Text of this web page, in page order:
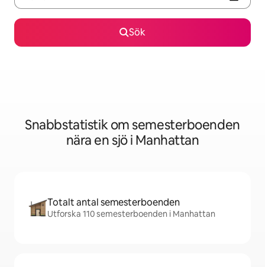
Sök
Snabbstatistik om semesterboenden
nära en sjö i Manhattan
Totalt antal semesterboenden
Utforska 110 semesterboenden i Manhattan